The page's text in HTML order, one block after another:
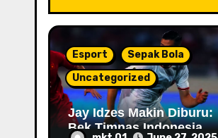
i
o
n
Esport
Sepak Bola
Uncategorized
Jay Idzes Makin Diburu:
Bek Timnas Indonesia